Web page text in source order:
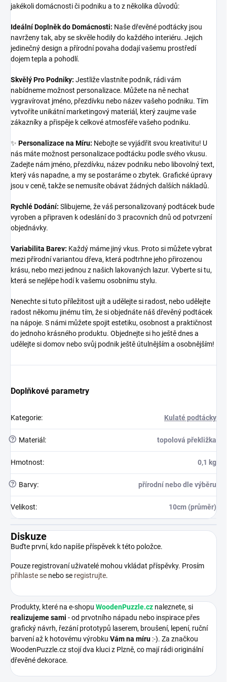
jakékoli domácnosti či podniku a to z několika důvodů:
Ideální Doplněk do Domácnosti: Naše dřevěné podtácky jsou
navrženy tak, aby se skvěle hodily do každého interiéru. Jejich
jedinečný design a přírodní povaha dodají vašemu prostředí
dojem tepla a pohodlí.
Skvělý Pro Podniky: Jestliže vlastníte podnik, rádi vám
nabídneme možnost personalizace. Můžete na ně nechat
vygravírovat jméno, přezdívku nebo název vašeho podniku. Tím
vytvoříte unikátní marketingový materiál, který zaujme vaše
zákazníky a přispěje k celkové atmosféře vašeho podniku.
✨ Personalizace na Míru: Nebojte se vyjádřit svou kreativitu! U
nás máte možnost personalizace podtácku podle svého vkusu.
Zadejte nám jméno, přezdívku, název podniku nebo libovolný text,
který vás napadne, a my se postaráme o zbytek. Grafické úpravy
jsou v ceně, takže se nemusíte obávat žádných dalších nákladů.
Rychlé Dodání: Slibujeme, že váš personalizovaný podtácek bude
vyroben a připraven k odeslání do 3 pracovních dnů od potvrzení
objednávky.
Variabilita Barev: Každý máme jiný vkus. Proto si můžete vybrat
mezi přírodní variantou dřeva, která podtrhne jeho přirozenou
krásu, nebo mezi jednou z našich lakovaných lazur. Vyberte si tu,
která se nejlépe hodí k vašemu osobnímu stylu.
Nenechte si tuto příležitost ujít a udělejte si radost, nebo udělejte
radost někomu jinému tím, že si objednáte náš dřevěný podtácek
na nápoje. S námi můžete spojit estetiku, osobnost a praktičnost
do jednoho krásného produktu. Objednejte si ho ještě dnes a
udělejte si domov nebo svůj podnik ještě útulnějším a osobnějším!
Doplňkové parametry
Kategorie: Kulaté podtácky
? Materiál : topolová překližka
Hmotnost: 0,1 kg
? Barvy: přírodní nebo dle výběru
Velikost: 10cm (průměr)
Diskuze
Buďte první, kdo napíše příspěvek k této položce.
Pouze registrovaní uživatelé mohou vkládat příspěvky. Prosím
přihlaste se nebo se registrujte.
Produkty, které na e-shopu WoodenPuzzle.cz naleznete, si
realizujeme sami - od prvotního nápadu nebo inspirace přes
grafický návrh, řezání prototypů laserem, broušení, lepení, ruční
barvení až k hotovému výrobku Vám na míru :-). Za značkou
WoodenPuzzle.cz stojí dva kluci z Plzně, co mají rádi originální
dřevěné dekorace.